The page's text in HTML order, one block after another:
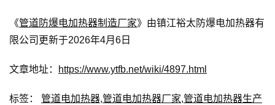
《管道防爆电加热器制造厂家》由镇江裕太防爆电加热器有
限公司更新于2026年4月6日
文章地址： https://www.ytfb.net/wiki/4897.html
标签： 管道电加热器,管道电加热器厂家,管道电加热器生产